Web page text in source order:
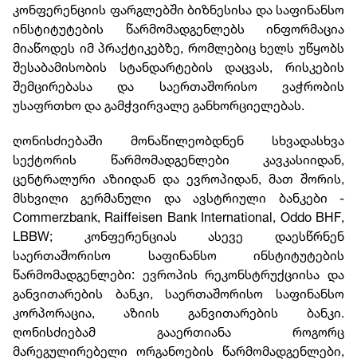
კონფერენციის ფარგლებში ბიზნესისა და საფინანსო
ინსტიტუტების წარმომადგენლებს ინფორმაცია
მიაწოდეს იმ პრაქტიკებზე, რომლებიც ხელს უწყობს
შესაბამისობის სტანდარტების დაცვას, რისკების
შემცირებასა და საერთაშორისო ვაჭრობის
უსაფრთხო და გამჭვირვალე განხორციელებას.
ღონისძიებაში მონაწილეობდნენ სხვადასხვა
სექტორის წარმომადგენლები კავკასიიდან,
ცენტრალური აზიიდან და ევროპიდან, მათ შორის,
მსხვილი გერმანული და ავსტრიული ბანკები -
Commerzbank, Raiffeisen Bank International, Oddo BHF,
LBBW; კონფერენციას ასევე დაესწრნენ
საერთაშორისო საფინანსო ინსტიტუტების
წარმომადგენლები: ევროპის რეკონსტრუქციისა და
განვითარების ბანკი, საერთაშორისო საფინანსო
კორპორაცია, აზიის განვითარების ბანკი.
ღონისძიებამ გააერთიანა როგორც
მარეგულირებელი ორგანოების წარმომადგენლები,